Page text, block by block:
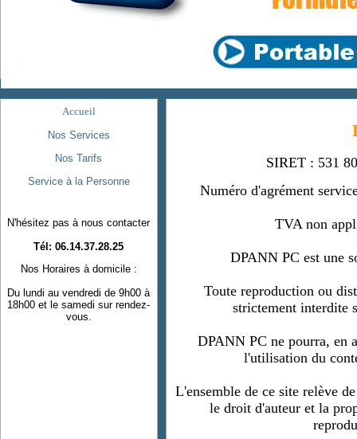
Accueil
Nos Services
Nos Tarifs
Service à la Personne
N'hésitez pas à nous contacter
Tél: 06.14.37.28.25
Nos Horaires à domicile :
Du lundi au vendredi de 9h00 à
18h00 et le samedi sur rendez-
vous.
SIRET : 531
Numéro d'agrément
TVA non
DPANN PC est une
Toute reproduction ou
strictement interdite
DPANN PC ne pourra, en
l'utilisation du
L'ensemble de ce site relève
le droit d'auteur et la